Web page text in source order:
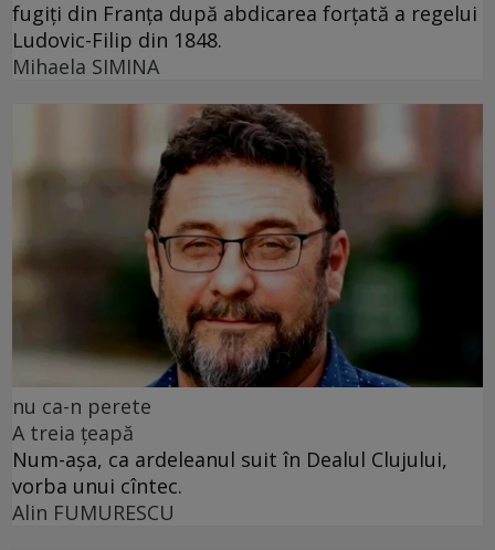
fugiți din Franța după abdicarea forțată a regelui
Ludovic-Filip din 1848.
Mihaela SIMINA
nu ca-n perete
A treia țeapă
Num-așa, ca ardeleanul suit în Dealul Clujului,
vorba unui cîntec.
Alin FUMURESCU